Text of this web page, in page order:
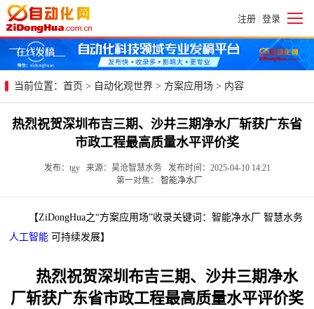
注册 | 登录
当前位置： 首页 > 自动化观世界 > 方案应用场 > 内容
热烈祝贺深圳布吉三期、沙井三期净水厂斩获广东省
市政工程最高质量水平评价奖
发布：tgy 来源：昊沧智慧水务 发布时间：2025-04-10 14:21
第一对焦： 智能净水厂
【ZiDongHua之“方案应用场”收录关键词：智能净水厂 智慧水务
人工智能 可持续发展】
热烈祝贺深圳布吉三期、沙井三期净水
厂斩获广东省市政工程最高质量水平评价奖